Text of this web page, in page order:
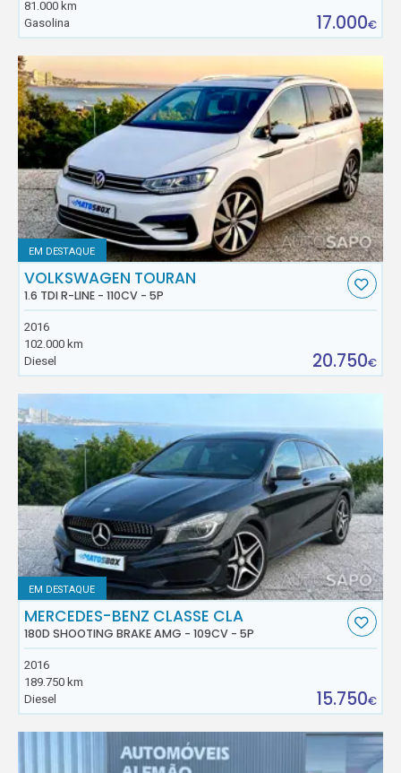
81.000 km
Gasolina
17.000€
EM DESTAQUE
VOLKSWAGEN TOURAN
1.6 TDI R-LINE - 110CV - 5P
2016
102.000 km
Diesel
20.750€
EM DESTAQUE
MERCEDES-BENZ CLASSE CLA
180D SHOOTING BRAKE AMG - 109CV - 5P
2016
189.750 km
Diesel
15.750€